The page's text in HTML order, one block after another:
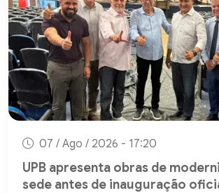
07 / Ago / 2026 - 17:20
UPB apresenta obras de
sede antes de inauguração